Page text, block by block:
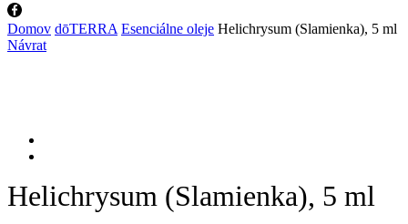
Facebook
Domov dōTERRA Esenciálne oleje Helichrysum (Slamienka), 5 ml
Návrat
Helichrysum (Slamienka), 5 ml